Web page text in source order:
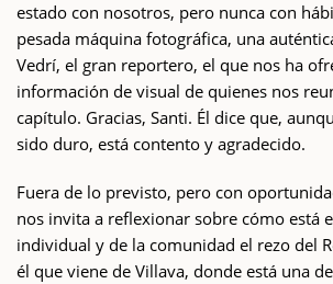
estado con nosotros, pero nunca con
pesada máquina fotográfica, una
Vedrí, el gran reportero, el que nos ha
información de visual de quienes nos
capítulo. Gracias, Santi. Él dice que,
sido duro, está contento y agradecido.
Fuera de lo previsto, pero con
nos invita a reflexionar sobre cómo está
individual y de la comunidad el rezo del
él que viene de Villava, donde está una